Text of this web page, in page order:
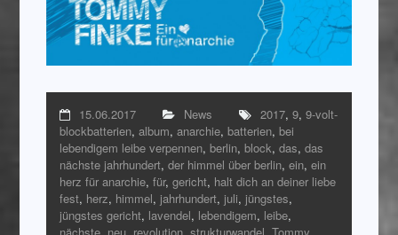
15.06.2017 News 2017,9,9-volt-
blockbatterien,album,anarchie,batterien,bei
lebendigem leibe verpennen,berlin,block,das,das
nächste jahrhundert,der himmel über berlin,ein,ein
herz für anarchie,für,gericht, halt dich an deiner liebe
fest, herz, himmel, jahrhundert, juli, jüngstes,
jüngstes gericht, lavendel, lebendigem, leibe,